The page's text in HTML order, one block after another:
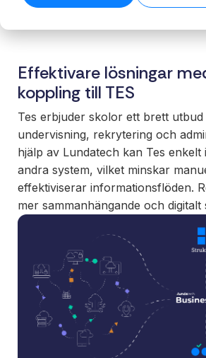
ansvar för
och löpande
förvaltning.
Funktioner
Full insyn i alla
integrationer.
Övervakning,
och datakvalitet
ställe.
erbjudande
integrationer
som kunder
förväntar sig.
Nå nya
marknader
utan att binda
interna team
eller bygga
eget.
label
Sälj
integrationer
under eget
varumärke.
Ett enkelt
sätt att
biblioteket →
→
Effektivare lösningar
koppling till TES
Tes erbjuder skolor ett brett
undervisning, rekrytering och
hjälp av Lundatech kan Tes enkelt
andra system, vilket minskar
effektiviserar informationsflöden.
mer sammanhängande och digitalt